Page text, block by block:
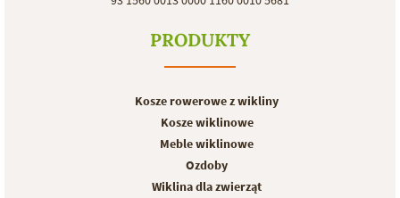
PRODUKTY
Kosze rowerowe z wikliny
Kosze wiklinowe
Meble wiklinowe
Ozdoby
Wiklina dla zwierząt